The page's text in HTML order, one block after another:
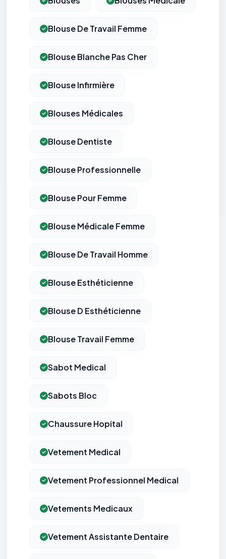
Blouse De Travail Femme
Blouse Blanche Pas Cher
Blouse Infirmière
Blouses Médicales
Blouse Dentiste
Blouse Professionnelle
Blouse Pour Femme
Blouse Médicale Femme
Blouse De Travail Homme
Blouse Esthéticienne
Blouse D Esthéticienne
Blouse Travail Femme
Sabot Medical
Sabots Bloc
Chaussure Hopital
Vetement Medical
Vetement Professionnel Medical
Vetements Medicaux
Vetement Assistante Dentaire